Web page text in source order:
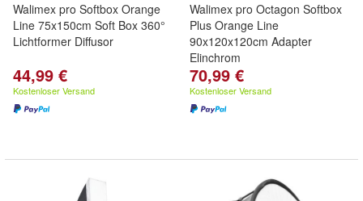
Walimex pro Softbox Orange
Line 75x150cm Soft Box 360°
Lichtformer Diffusor
44,99 €
Kostenloser Versand
Walimex pro Octagon Softbox
Plus Orange Line
90x120x120cm Adapter
Elinchrom
70,99 €
Kostenloser Versand